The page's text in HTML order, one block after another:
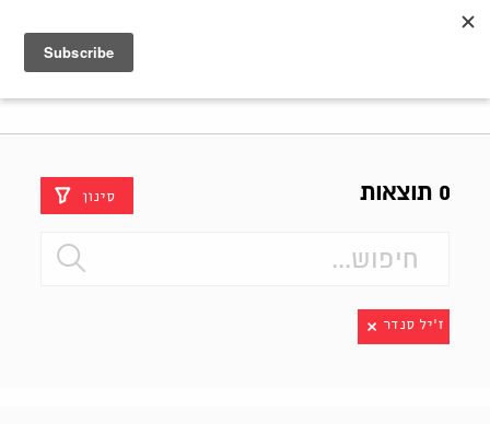
0 תוצאות סינון
ז'יל סנדר